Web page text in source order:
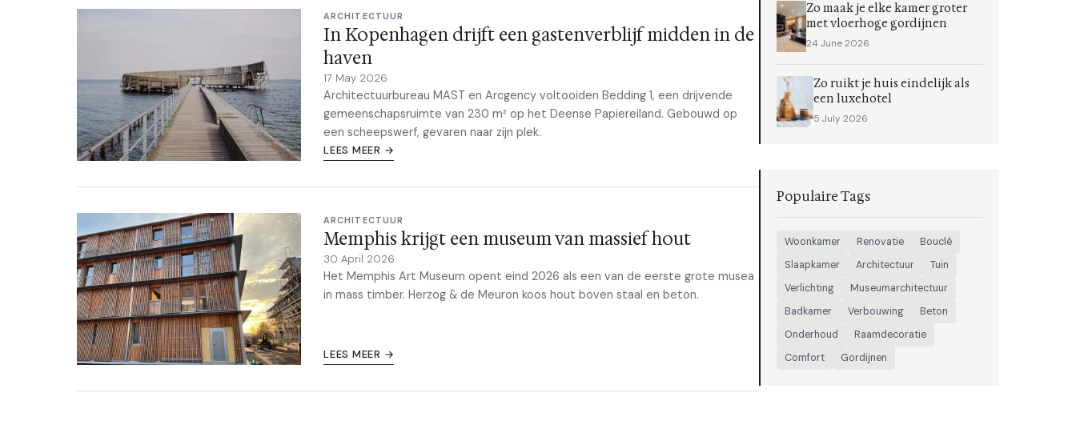
ARCHITECTUUR
In Kopenhagen drijft een gastenverblijf midden in de
haven
17 May 2026
Architectuurbureau MAST en Arcgency voltooiden Bedding 1, een drijvende
gemeenschapsruimte van 230 m² op het Deense Papiereiland. Gebouwd op
een scheepswerf, gevaren naar zijn plek.
LEES MEER →
ARCHITECTUUR
Memphis krijgt een museum van massief hout
30 April 2026
Het Memphis Art Museum opent eind 2026 als een van de eerste grote musea
in mass timber. Herzog & de Meuron koos hout boven staal en beton.
LEES MEER →
Zo maak je elke kamer groter
met vloerhoge gordijnen
24 June 2026
Zo ruikt je huis eindelijk als
een luxehotel
5 July 2026
Populaire Tags
Woonkamer Renovatie
Bouclé
Slaapkamer
Architectuur
Tuin
Verlichting
Museumarchitectuur
Badkamer
Verbouwing
Beton
Onderhoud
Raamdecoratie
Comfort
Gordijnen